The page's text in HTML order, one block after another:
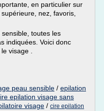
en particulier sur
nez, favoris,
toutes les
indiquées. Voici donc
visage .
peau sensible / epilation
epilation visage sans
visage / cire epilation